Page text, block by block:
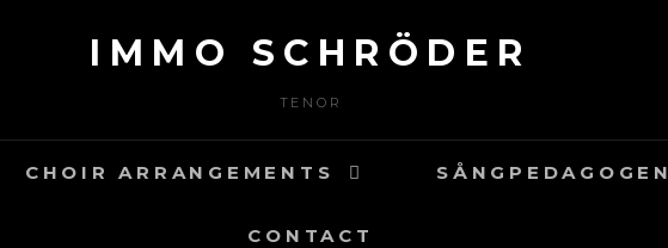
IMMO SCHRÖDER
TENOR
CHOIR ARRANGEMENTS SÅNGPEDAGOGEN
CONTACT